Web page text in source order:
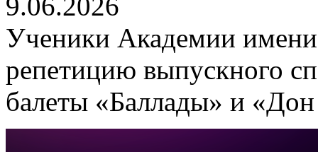
Ученики Академии имени
репетицию выпускного
балеты «Баллады» и